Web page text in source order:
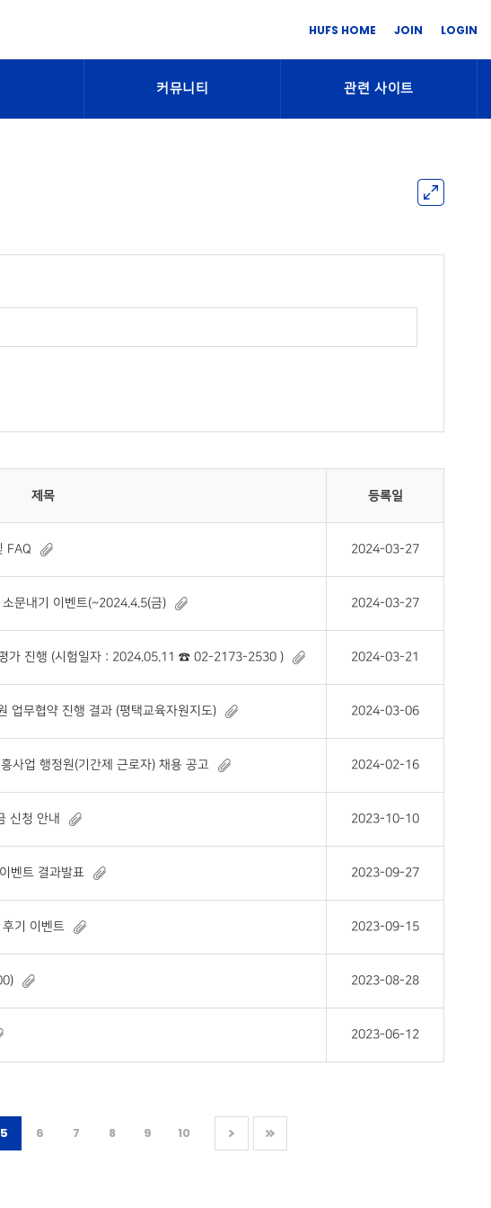
HUFS HOME JOIN LOGIN
커뮤니티 관련 사이트
제목 등록일
FAQ 2024-03-27
문내기 이벤트(~2024.4.5(금) 2024-03-27
가 진행 (시험일자 : 2024.05.11 ☎ 02-2173-2530 ) 2024-03-21
업무협약 진행 결과 (평택교육자원지도) 2024-03-06
사업 행정원(기간제 근로자) 채용 공고 2024-02-16
신청 안내 2023-10-10
벤트 결과발표 2023-09-27
기 이벤트 2023-09-15
2023-08-28
2023-06-12
5 6 7 8 9 10